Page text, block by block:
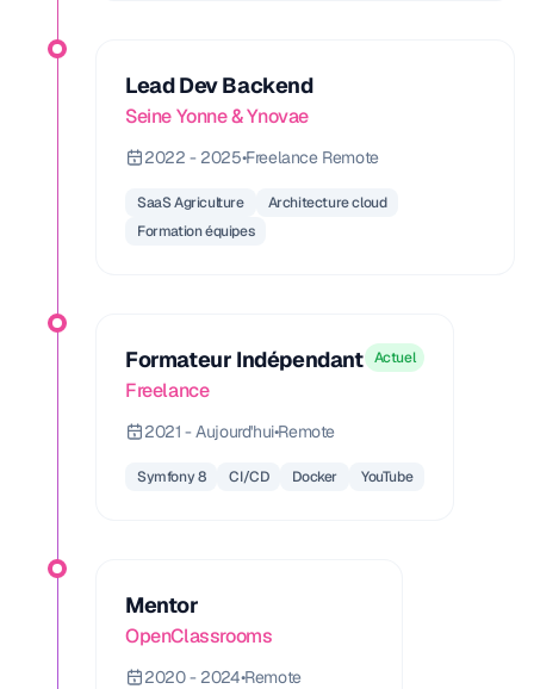
Lead Dev Backend
Seine Yonne & Ynovae
2022 - 2025•Freelance Remote
SaaS Agriculture
Architecture cloud
Formation équipes
Formateur Indépendant
Freelance
Actuel
2021 - Aujourd'hui•Remote
Symfony 8 CI/CD Docker YouTube
Mentor
OpenClassrooms
2020 - 2024•Remote